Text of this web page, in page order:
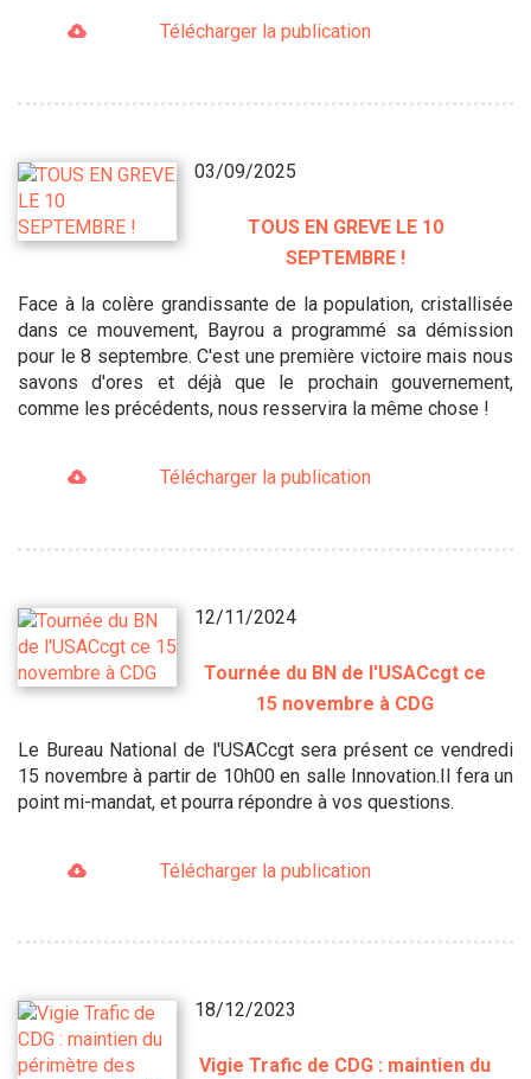
Télécharger la publication
03/09/2025
TOUS EN GREVE LE 10
SEPTEMBRE !
Face à la colère grandissante de la population, cristallisée
dans ce mouvement, Bayrou a programmé sa démission
pour le 8 septembre. C'est une première victoire mais nous
savons d'ores et déjà que le prochain gouvernement,
comme les précédents, nous resservira la même chose !
Télécharger la publication
12/11/2024
Tournée du BN de l'USACcgt ce
15 novembre à CDG
Le Bureau National de l'USACcgt sera présent ce vendredi
15 novembre à partir de 10h00 en salle Innovation.Il fera un
point mi-mandat, et pourra répondre à vos questions.
Télécharger la publication
18/12/2023
Vigie Trafic de CDG : maintien du